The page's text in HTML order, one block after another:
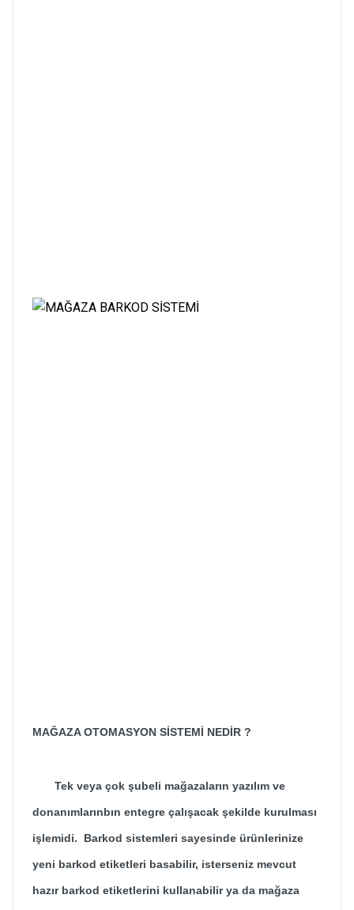
MAĞAZA OTOMASYON SİSTEMİ NEDİR ?
Tek veya çok şubeli mağazaların yazılım ve
donanımlarınbın entegre çalışacak şekilde kurulması
işlemidi. Barkod sistemleri sayesinde ürünlerinize
yeni barkod etiketleri basabilir, isterseniz mevcut
hazır barkod etiketlerini kullanabilir ya da mağaza